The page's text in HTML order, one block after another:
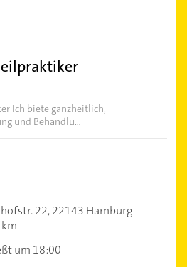
Ich biete ganzheitlich,
und Behandlu...
22,22143 Hamburg
um 18:00